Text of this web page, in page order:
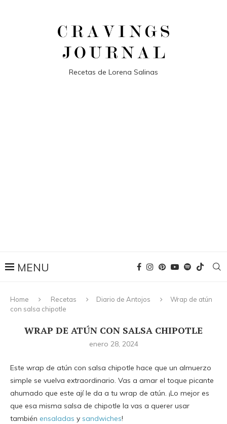
Recetas de Lorena Salinas
Home Recetas Diario de Antojos
Wrap de atún
con salsa chipotle
WRAP DE ATÚN CON SALSA CHIPOTLE
enero 28, 2024
Este wrap de atún con salsa chipotle hace que un almuerzo
simple se vuelva extraordinario. Vas a amar el toque picante
ahumado que este ají le da a tu wrap de atún. ¡Lo mejor es
que esa misma salsa de chipotle la vas a querer usar
también ensaladas y sandwiches!